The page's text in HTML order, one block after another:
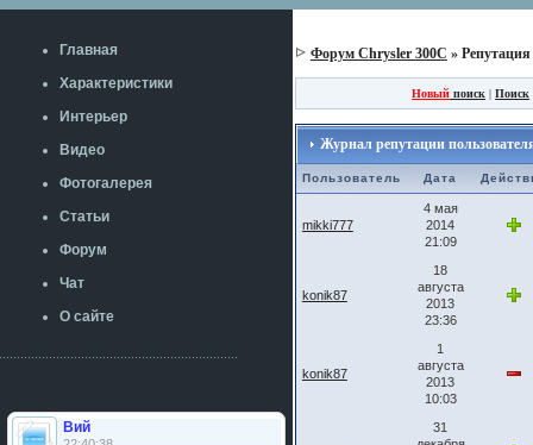
Главная
Характеристики
Интерьер
Видео
Фотогалерея
Статьи
Форум
Чат
О сайте
Вий
Форум Chrysler 300C » Репутация
Новый поиск |Поиск
Журнал репутации
Пользователь Дата
mikki777
4 мая
2014
21:09
konik87
18
августа
2013
23:36
konik87
1
августа
2013
10:03
31